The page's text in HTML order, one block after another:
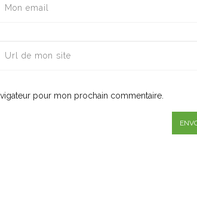
pour mon prochain commentaire.